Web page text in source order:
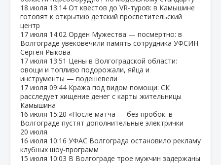
18 июля 13:14 От квестов до VR‑туров: в Камышине
готовят к открытию детский просветительский
центр
17 июля 14:02 Орден Мужества — посмертно: в
Волгограде увековечили память сотрудника УФСИН
Сергея Рыкова
17 июля 13:51 Цены в Волгоградской области:
овощи и топливо подорожали, яйца и
инструменты — подешевели
17 июля 09:44 Кража под видом помощи: СК
расследует хищение денег с карты жительницы
Камышина
16 июля 15:20 «После матча — без пробок: в
Волгограде пустят дополнительные электрички
20 июля
16 июля 10:16 УФАС Волгограда остановило рекламу
клубных шоу‑программ
15 июля 10:03 В Волгограде трое мужчин задержаны